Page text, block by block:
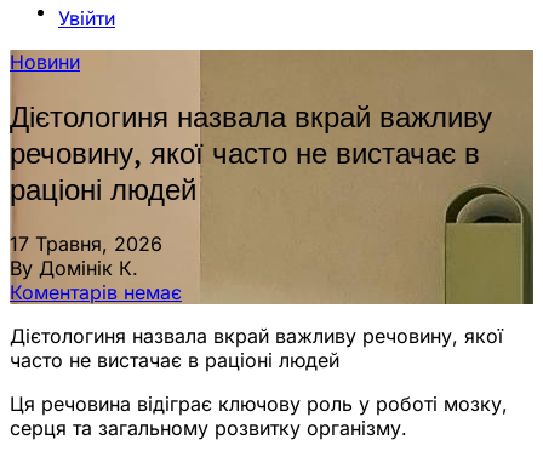
Увійти
Новини
Дієтологиня назвала вкрай важливу
речовину, якої часто не вистачає в
раціоні людей
17 Травня, 2026
By Домінік К.
Коментарів немає
Дієтологиня назвала вкрай важливу речовину, якої
часто не вистачає в раціоні людей
Ця речовина відіграє ключову роль у роботі мозку,
серця та загальному розвитку організму.